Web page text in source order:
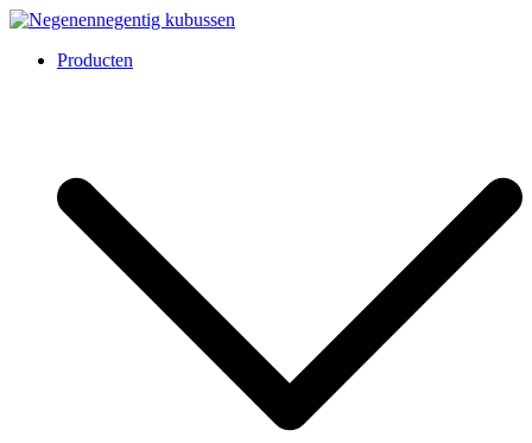
Overslaan
inhoud
Negenennegentig kubussen
Producten